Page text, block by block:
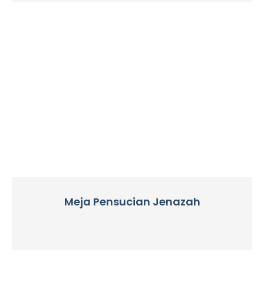
Meja Pensucian Jenazah